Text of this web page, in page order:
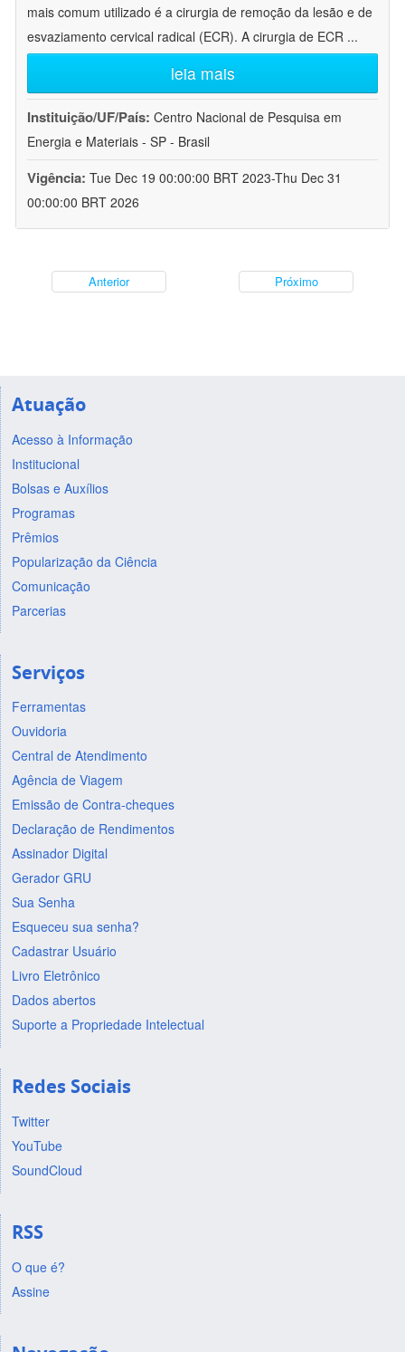
mais comum utilizado é a cirurgia de remoção da lesão e de
esvaziamento cervical radical (ECR). A cirurgia de ECR ...
leia mais
Instituição/UF/País: Centro Nacional de Pesquisa em
Energia e Materiais - SP - Brasil
Vigência: Tue Dec 19 00:00:00 BRT 2023-Thu Dec 31
00:00:00 BRT 2026
Anterior Próximo
Atuação
Acesso à Informação
Institucional
Bolsas e Auxílios
Programas
Prêmios
Popularização da Ciência
Comunicação
Parcerias
Serviços
Ferramentas
Ouvidoria
Central de Atendimento
Agência de Viagem
Emissão de Contra-cheques
Declaração de Rendimentos
Assinador Digital
Gerador GRU
Sua Senha
Esqueceu sua senha?
Cadastrar Usuário
Livro Eletrônico
Dados abertos
Suporte a Propriedade Intelectual
Redes Sociais
Twitter
YouTube
SoundCloud
RSS
O que é?
Assine